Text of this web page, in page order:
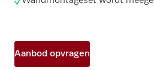
Aanbod opvragen